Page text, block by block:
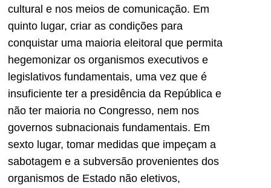
cultural e nos meios de comunicação. Em
quinto lugar, criar as condições para
conquistar uma maioria eleitoral que permita
hegemonizar os organismos executivos e
legislativos fundamentais, uma vez que é
insuficiente ter a presidência da República e
não ter maioria no Congresso, nem nos
governos subnacionais fundamentais. Em
sexto lugar, tomar medidas que impeçam a
sabotagem e a subversão provenientes dos
organismos de Estado não eletivos,